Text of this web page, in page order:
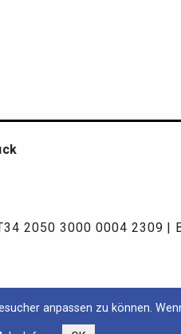
2050 3000 0004 2309 |
anpassen zu können.